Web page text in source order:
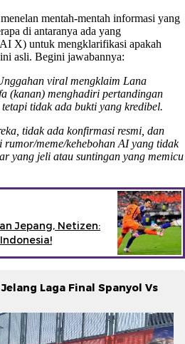
mentah-mentah informasi yang
di antaranya ada yang
X) untuk mengklarifikasi apakah
asli. Begini jawabannya:
viral mengklaim Lana
(kanan) menghadiri pertandingan
tidak ada bukti yang kredibel.
tidak ada konfirmasi resmi, dan
rumor/meme/kehebohan AI yang tidak
yang jeli atau suntingan yang memicu
Jepang, Netizen:
Laga Final Spanyol Vs